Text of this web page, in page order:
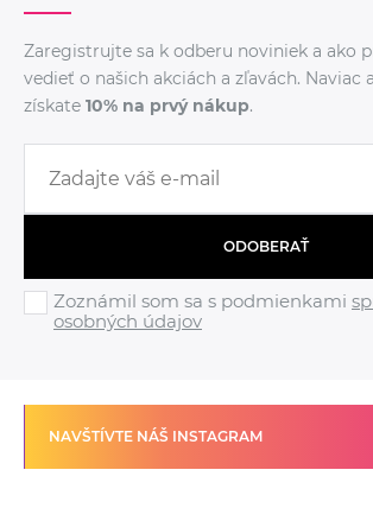
Zaregistrujte sa k odberu noviniek a ako
vedieť o našich akciách a zľavách. Naviac
získate 10% na prvý nákup.
ODOBERAŤ
Zoznámil som sa s podmienkami
osobných údajov
NAVŠTÍVTE NÁŠ INSTAGRAM